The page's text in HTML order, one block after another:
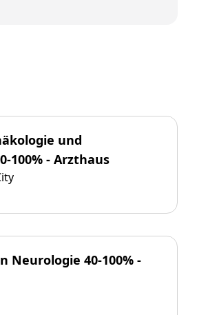
und
100% - Arzthaus
Neurologie 40-100% -